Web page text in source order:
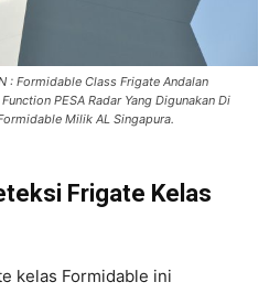
: Formidable Class Frigate Andalan
PESA Radar Yang Digunakan Di
Milik AL Singapura.
Frigate Kelas
kelas Formidable ini